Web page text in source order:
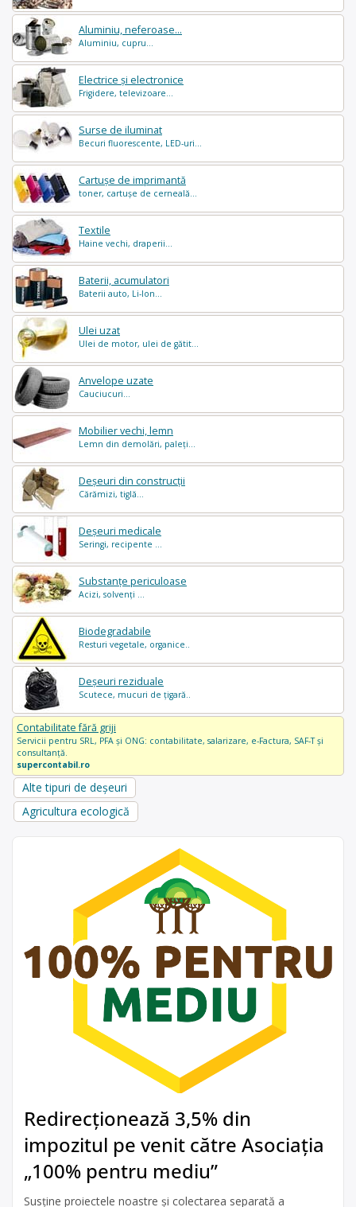
Aluminiu, neferoase...
Aluminiu, cupru...
Electrice și electronice
Frigidere, televizoare...
Surse de iluminat
Becuri fluorescente, LED-uri...
Cartușe de imprimantă
toner, cartușe de cerneală...
Textile
Haine vechi, draperii...
Baterii, acumulatori
Baterii auto, Li-Ion...
Ulei uzat
Ulei de motor, ulei de gătit...
Anvelope uzate
Cauciucuri...
Mobilier vechi, lemn
Lemn din demolări, paleți...
Deșeuri din construcții
Cărămizi, tiglă...
Deșeuri medicale
Seringi, recipente ...
Substanțe periculoase
Acizi, solvenți ...
Biodegradabile
Resturi vegetale, organice..
Deșeuri reziduale
Scutece, mucuri de țigară..
Contabilitate fără griji
Servicii pentru SRL, PFA și ONG: contabilitate, salarizare, e-Factura, SAF-T și
consultanță.
supercontabil.ro
Alte tipuri de deșeuri
Agricultura ecologică
Redirecționează 3,5% din
impozitul pe venit către Asociația
„100% pentru mediu”
Susține proiectele noastre și colectarea separată a